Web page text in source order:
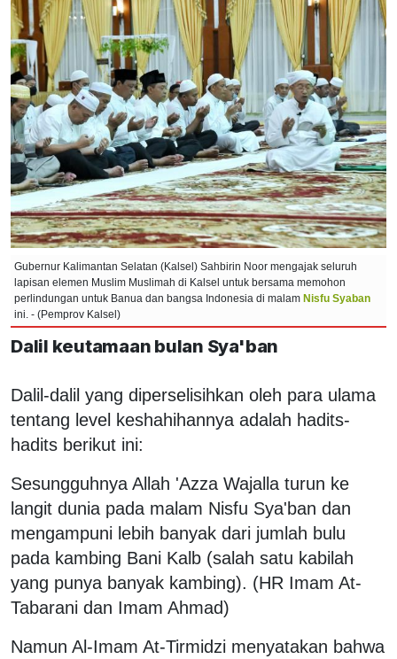
Gubernur Kalimantan Selatan (Kalsel) Sahbirin Noor mengajak seluruh
lapisan elemen Muslim Muslimah di Kalsel untuk bersama memohon
perlindungan untuk Banua dan bangsa Indonesia di malam Nisfu Syaban
ini. - (Pemprov Kalsel)
Dalil keutamaan bulan Sya'ban
Dalil-dalil yang diperselisihkan oleh para ulama
tentang level keshahihannya adalah hadits-
hadits berikut ini:
Sesungguhnya Allah 'Azza Wajalla turun ke
langit dunia pada malam Nisfu Sya'ban dan
mengampuni lebih banyak dari jumlah bulu
pada kambing Bani Kalb (salah satu kabilah
yang punya banyak kambing). (HR Imam At-
Tabarani dan Imam Ahmad)
Namun Al-Imam At-Tirmidzi menyatakan bahwa